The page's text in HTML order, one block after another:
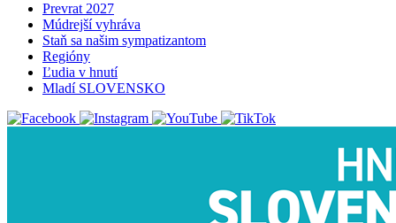
Prevrat 2027
Múdrejší vyhráva
Staň sa našim sympatizantom
Regióny
Ľudia v hnutí
Mladí SLOVENSKO